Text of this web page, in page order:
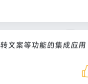
文案等功能的集成应用